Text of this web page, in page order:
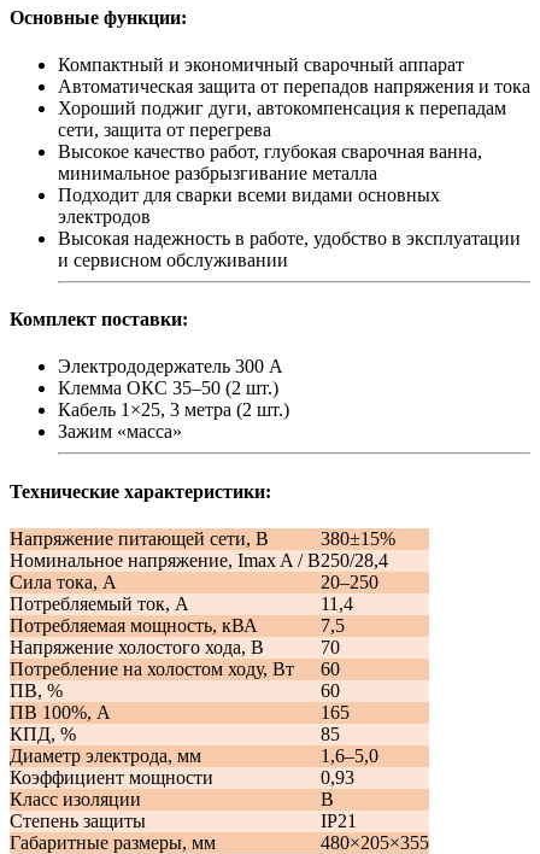
Основные функции:
Компактный и экономичный сварочный аппарат
Автоматическая защита от перепадов напряжения и тока
Хороший поджиг дуги, автокомпенсация к перепадам
сети, защита от перегрева
Высокое качество работ, глубокая сварочная ванна,
минимальное разбрызгивание металла
Подходит для сварки всеми видами основных
электродов
Высокая надежность в работе, удобство в эксплуатации
и сервисном обслуживании
Комплект поставки:
Электрододержатель 300 А
Клемма ОКС 35–50 (2 шт.)
Кабель 1×25, 3 метра (2 шт.)
Зажим «масса»
Технические характеристики:
Напряжение питающей сети, В
380±15%
Номинальное напряжение, Imax A / В250/28,4
Сила тока, А
20–250
Потребляемый ток, А
11,4
Потребляемая мощность, кВА
7,5
Напряжение холостого хода, В
70
Потребление на холостом ходу, Вт
60
ПВ, %
60
ПВ 100%, А
165
КПД, %
85
Диаметр электрода, мм
1,6–5,0
Коэффициент мощности
0,93
Класс изоляции
B
Степень защиты
IP21
Габаритные размеры, мм
480×205×355